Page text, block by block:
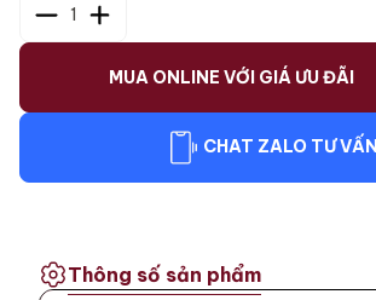
1
MUA ONLINE VỚI GIÁ ƯU ĐÃI
CHAT ZALO TƯ VẤN
Thông số sản phẩm